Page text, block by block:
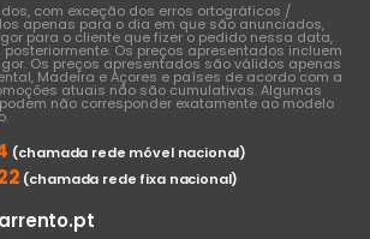
com exceção dos erros ortográficos /
apenas para o dia em que são anunciados,
para o cliente que fizer o pedido nessa data,
Os preços apresentados incluem
Os preços apresentados são válidos apenas
Madeira e Açores e países de acordo com a
atuais não são cumulativas. Algumas
não corresponder exatamente ao modelo
(chamada rede móvel nacional)
(chamada rede fixa nacional)